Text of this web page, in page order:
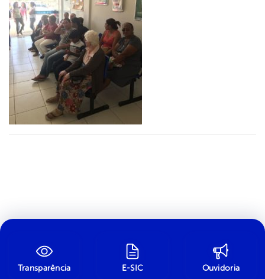
Transparência E-SIC Ouvidoria